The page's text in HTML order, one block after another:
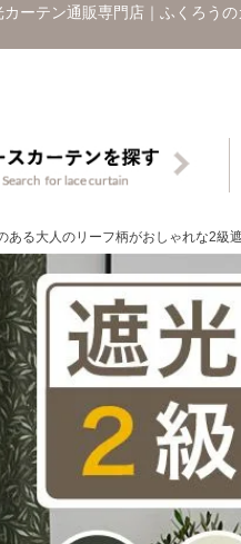
ーテン通販専門店｜ふくろうの
ある大人のリーフ柄がおしゃれな2級